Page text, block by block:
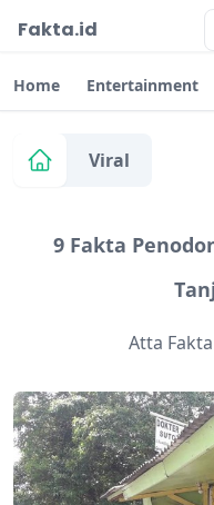
Fakta.id
Home Entertainment
Viral
9 Fakta
Atta Fakta